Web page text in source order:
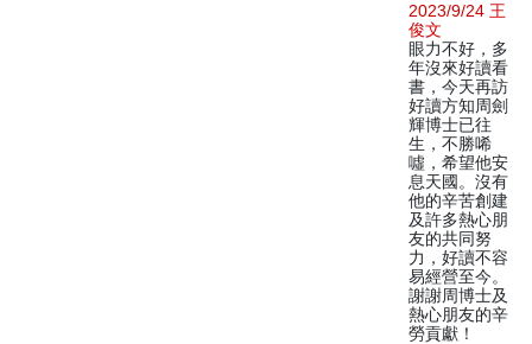
2023/9/24 王
俊文
眼力不好，多
年沒來好讀看
書，今天再訪
好讀方知周劍
輝博士已往
生，不勝唏
噓，希望他安
息天國。沒有
他的辛苦創建
及許多熱心朋
友的共同努
力，好讀不容
易經營至今。
謝謝周博士及
熱心朋友的辛
勞貢獻！